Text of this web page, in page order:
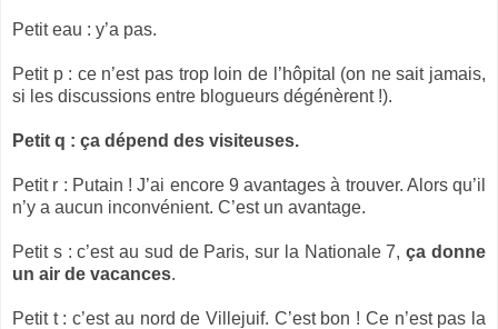
Petit eau : y’a pas.
Petit p : ce n’est pas trop loin de l’hôpital (on ne sait jamais,
si les discussions entre blogueurs dégénèrent !).
Petit q : ça dépend des visiteuses.
Petit r : Putain ! J’ai encore 9 avantages à trouver. Alors qu’il
n’y a aucun inconvénient. C’est un avantage.
Petit s : c’est au sud de Paris, sur la Nationale 7,ça donne
un air de vacances.
Petit t : c’est au nord de Villejuif. C’est bon ! Ce n’est pas la